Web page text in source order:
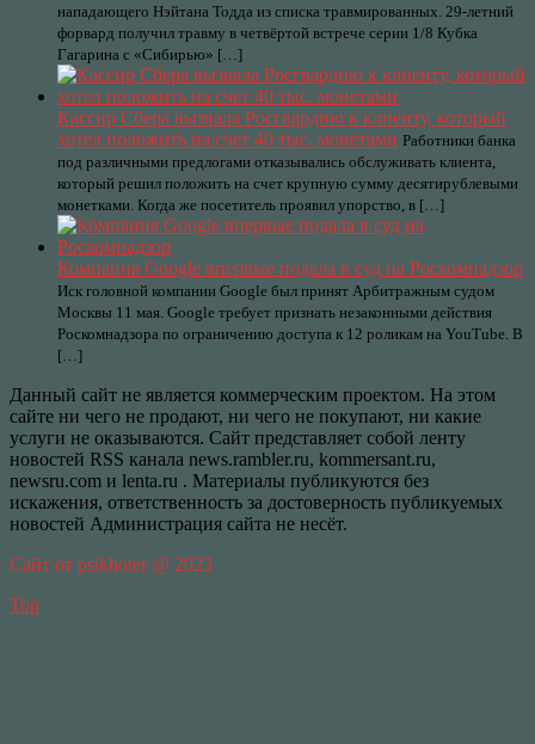
нападающего Нэйтана Тодда из списка травмированных. 29-летний
форвард получил травму в четвёртой встрече серии 1/8 Кубка
Гагарина с «Сибирью» […]
Кассир Сбера вызвала Росгвардию к клиенту, который
хотел положить на счет 40 тыс. монетами Работники банка
под различными предлогами отказывались обслуживать клиента,
который решил положить на счет крупную сумму десятирублевыми
монетками. Когда же посетитель проявил упорство, в […]
Компания Google впервые подала в суд на Роскомнадзор
Иск головной компании Google был принят Арбитражным судом
Москвы 11 мая. Google требует признать незаконными действия
Роскомнадзора по ограничению доступа к 12 роликам на YouTube. В
[…]
Данный сайт не является коммерческим проектом. На этом
сайте ни чего не продают, ни чего не покупают, ни какие
услуги не оказываются. Сайт представляет собой ленту
новостей RSS канала news.rambler.ru, kommersant.ru,
newsru.com и lenta.ru . Материалы публикуются без
искажения, ответственность за достоверность публикуемых
новостей Администрация сайта не несёт.
Сайт от psikhoter @ 2023
Top